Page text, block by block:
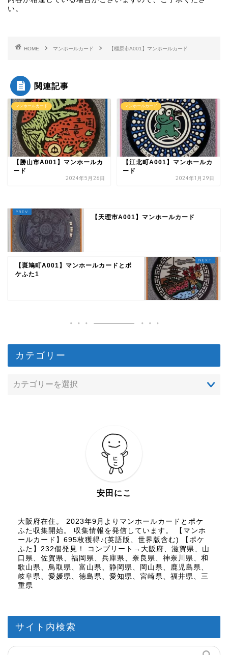
い。
HOME マンホールカード 【橿原市A001】マンホールカード
関連記事
マンホールカード
【勝山市A001】マンホールカ
ード
2024年5月26日
マンホールカード
【江北町A001】マンホールカ
ード
2024年1月29日
【天理市A001】マンホールカード
【斑鳩町A001】マンホールカードとポ
ケふた1
カテゴリー
安田にこ
大阪府在住。 2023年9月よりマンホールカードとポケ
ふた収集開始。 収集情報を発信しています。 【マンホ
ールカード】695枚獲得♪(英語版、世界版含む) 【ポケ
ふた】232個発見！ コンプリート→大阪府、滋賀県、山
口県、佐賀県、福岡県、兵庫県、奈良県、神奈川県、和
歌山県、鳥取県、富山県、静岡県、岡山県、鹿児島県、
岐阜県、愛媛県、徳島県、愛知県、宮崎県、福井県、三
重県
サイト内検索